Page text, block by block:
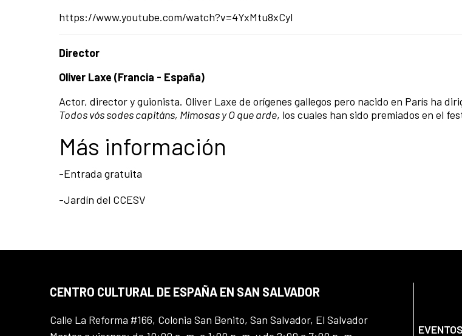
https://www.youtube.com/watch?v=4YxMtu8xCyI
Director
Oliver Laxe (Francia - España)
Actor, director y guionista. Oliver Laxe de orígenes gallegos pero nacido en París ha
Todos vós sodes capitáns, Mimosas y O que arde, los cuales han sido premiados en el
Más información
-Entrada gratuita
-Jardín del CCESV
CENTRO CULTURAL DE ESPAÑA EN SAN SALVADOR
Calle La Reforma #166, Colonia San Benito, San Salvador, El Salvador
EVENTOS